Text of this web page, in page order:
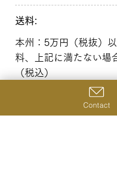
送料:
本州：5万円（税抜）
料、上記に満たない場
（税込）
北海道・沖縄：10万円
は送料無料、上記に満
1,650円（税込）
Contact